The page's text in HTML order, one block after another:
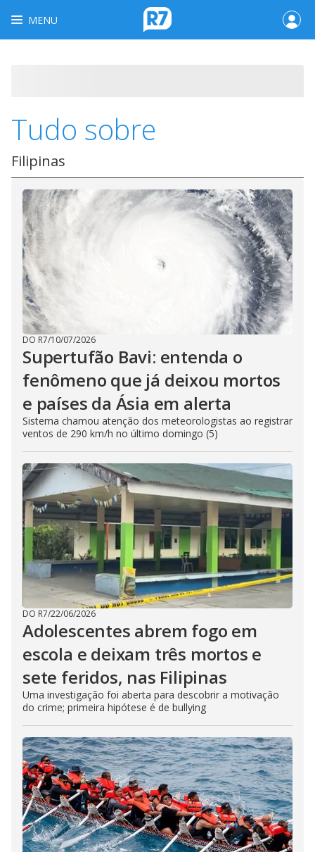
MENU
Tudo sobre
Filipinas
DO R7/10/07/2026
Supertufão Bavi: entenda o
fenômeno que já deixou mortos
e países da Ásia em alerta
Sistema chamou atenção dos meteorologistas ao registrar
ventos de 290 km/h no último domingo (5)
DO R7/22/06/2026
Adolescentes abrem fogo em
escola e deixam três mortos e
sete feridos, nas Filipinas
Uma investigação foi aberta para descobrir a motivação
do crime; primeira hipótese é de bullying